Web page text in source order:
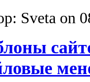
Sveta on